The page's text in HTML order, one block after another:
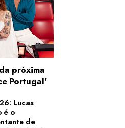
próxima
Portugal'
Lucas
é o
de